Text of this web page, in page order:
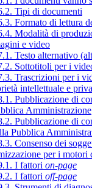
Tipi di documenti
Formato di lettura
Modalità di
e video
Testo alternativo
Sottotitoli per i
Trascrizioni per i
intellettuale e
Pubblicazione di
Amministrazione
Pubblicazione di
Pubblica
Consenso dei
per i motori
I fattori on-page
I fattori off-page